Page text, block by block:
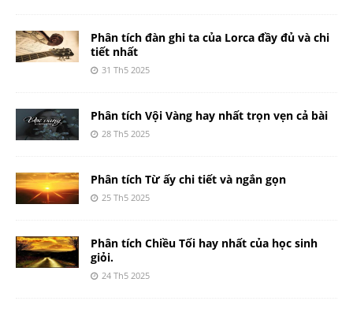
Phân tích đàn ghi ta của Lorca đầy đủ và chi
tiết nhất
31 Th5 2025
Phân tích Vội Vàng hay nhất trọn vẹn cả bài
28 Th5 2025
Phân tích Từ ấy chi tiết và ngắn gọn
25 Th5 2025
Phân tích Chiều Tối hay nhất của học sinh
giỏi.
24 Th5 2025